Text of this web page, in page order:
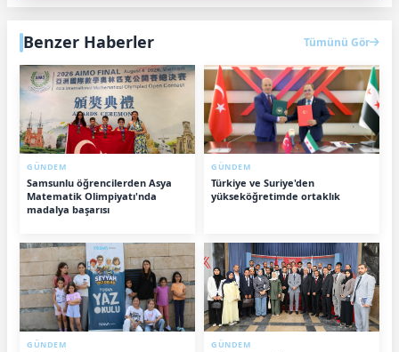
Benzer Haberler Tümünü Gör
GÜNDEM
Samsunlu öğrencilerden Asya
Matematik Olimpiyatı'nda
madalya başarısı
GÜNDEM
Türkiye ve Suriye'den
yükseköğretimde ortaklık
GÜNDEM GÜNDEM